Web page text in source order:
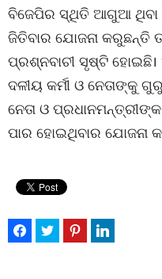
ବିଜେପିର ସ୍ଥିତି ଆଗୁଆ ଥିବା
ଜିତିବାର ଯୋଜନା କରୁଛନ୍ତି
ପ୍ରଶ୍ନବାଚୀ ସୃଷ୍ଟି ହୋଇଛି।
ଦଳୀୟ କର୍ମୀ ଓ ନେତାଙ୍କୁ
ନେତା ଓ
ପାର ହୋଇଥିବାର ଯୋଜନା